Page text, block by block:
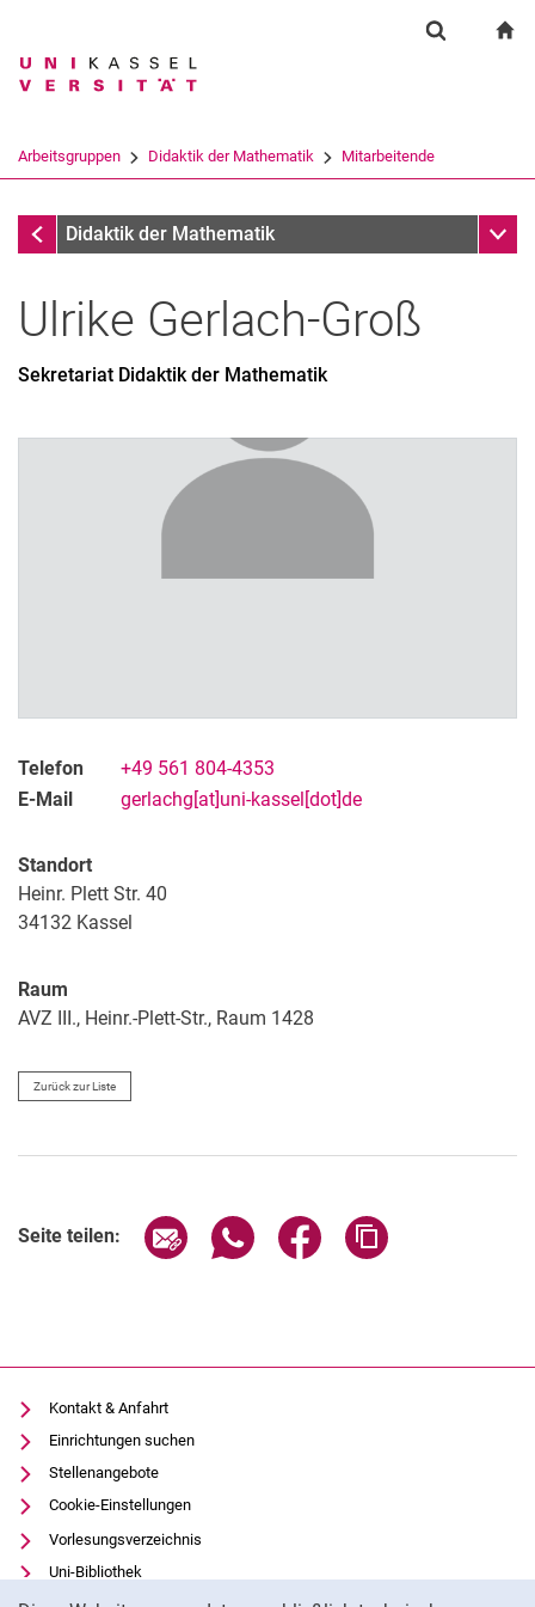
Springe direkt zu: Inhalt
Springe direkt zu: Suche
Springe direkt zu:
Suchbegriff
Suchen (öffnet externen Link in einem
Arbeitsgruppen Didaktik der Mathematik Mitarbeitende
Mitarbeitende
Didaktik der Mathematik
Ulrike Gerlach-Groß
Sekretariat Didaktik der Mathematik
Telefon
+49 561 804-4353
E-Mail
gerlachg[at]uni-kassel[dot]de
Standort
Heinr. Plett Str. 40
34132 Kassel
Raum
AVZ III., Heinr.-Plett-Str., Raum 1428
Zurück zur Liste
Seite teilen: Seite über E-Mail teilen
Seite über WhatsApp teilen
Seite über Facebook
Kontakt & Anfahrt
Einrichtungen suchen
Stellenangebote
Cookie-Einstellungen
Vorlesungsverzeichnis
Uni-Bibliothek